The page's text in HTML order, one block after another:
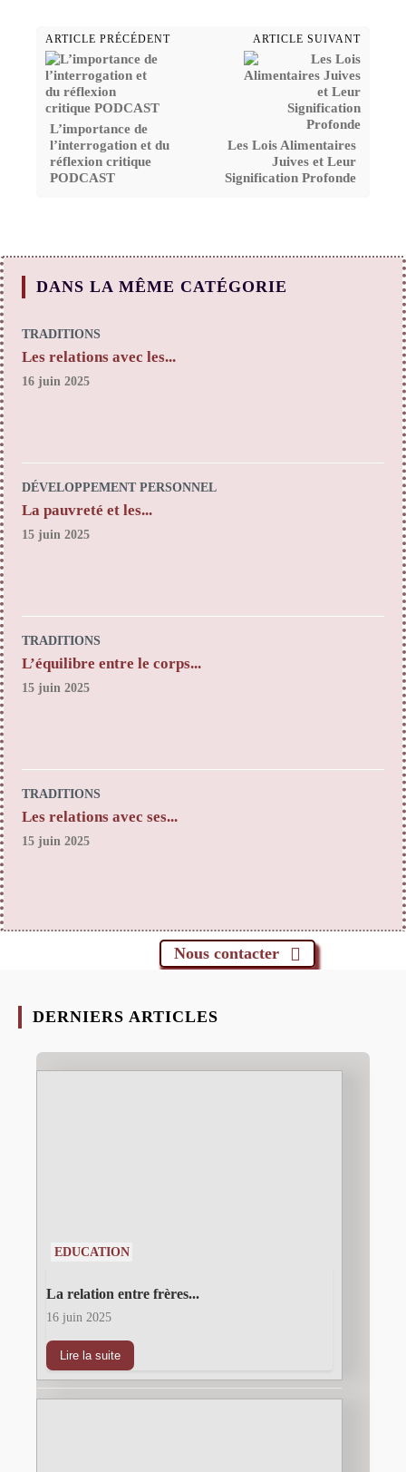
ARTICLE PRÉCÉDENT
L’importance de
l’interrogation et du
réflexion critique
PODCAST
ARTICLE SUIVANT
Les Lois Alimentaires
Juives et Leur
Signification Profonde
DANS LA MÊME CATÉGORIE
TRADITIONS
Les relations avec les...
16 juin 2025
DÉVELOPPEMENT PERSONNEL
La pauvreté et les...
15 juin 2025
TRADITIONS
L’équilibre entre le corps...
15 juin 2025
TRADITIONS
Les relations avec ses...
15 juin 2025
Nous contacter
DERNIERS ARTICLES
EDUCATION
La relation entre frères...
16 juin 2025
Lire la suite